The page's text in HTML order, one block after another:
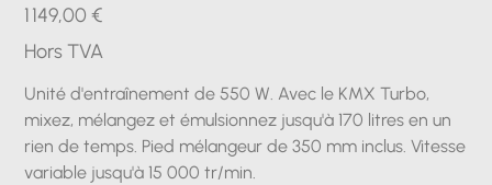
Prix
1 149,00 €
Hors TVA
Unité d'entraînement de 550 W. Avec le KMX Turbo,
mixez, mélangez et émulsionnez jusqu'à 170 litres en un
rien de temps. Pied mélangeur de 350 mm inclus. Vitesse
variable jusqu'à 15 000 tr/min.